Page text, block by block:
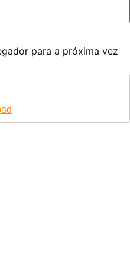
para a próxima vez